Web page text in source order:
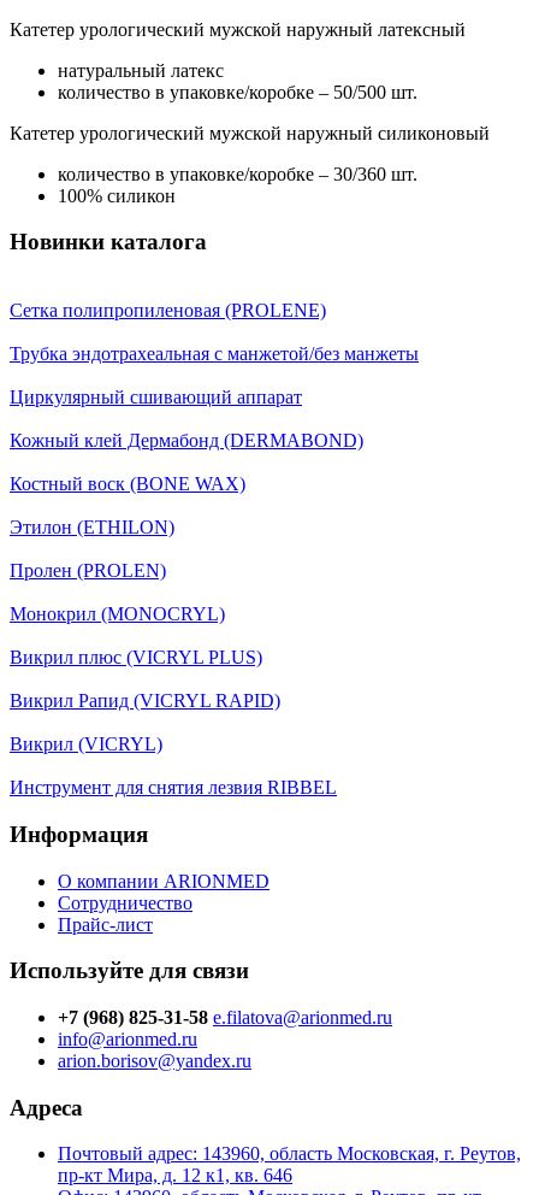
Катетер урологический мужской наружный латексный
натуральный латекс
количество в упаковке/коробке – 50/500 шт.
Катетер урологический мужской наружный силиконовый
количество в упаковке/коробке – 30/360 шт.
100% силикон
Новинки каталога
Сетка полипропиленовая (PROLENE)
Трубка эндотрахеальная с манжетой/без манжеты
Циркулярный сшивающий аппарат
Кожный клей Дермабонд (DERMABOND)
Костный воск (BONE WAX)
Этилон (ETHILON)
Пролен (PROLEN)
Монокрил (MONOCRYL)
Викрил плюс (VICRYL PLUS)
Викрил Рапид (VICRYL RAPID)
Викрил (VICRYL)
Инструмент для снятия лезвия RIBBEL
Информация
О компании ARIONMED
Сотрудничество
Прайс-лист
Используйте для связи
+7 (968) 825-31-58 e.filatova@arionmed.ru
info@arionmed.ru
arion.borisov@yandex.ru
Адреса
Почтовый адрес: 143960, область Московская, г. Реутов,
пр-кт Мира, д. 12 к1, кв. 646